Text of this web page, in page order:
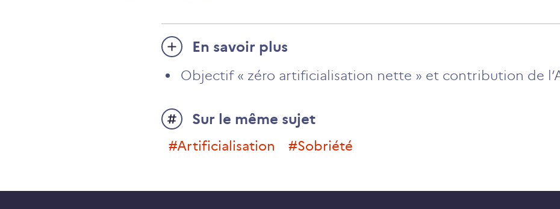
En savoir plus
Objectif « zéro artificialisation nette » et contribution de
Sur le même sujet
#Artificialisation #sobriété